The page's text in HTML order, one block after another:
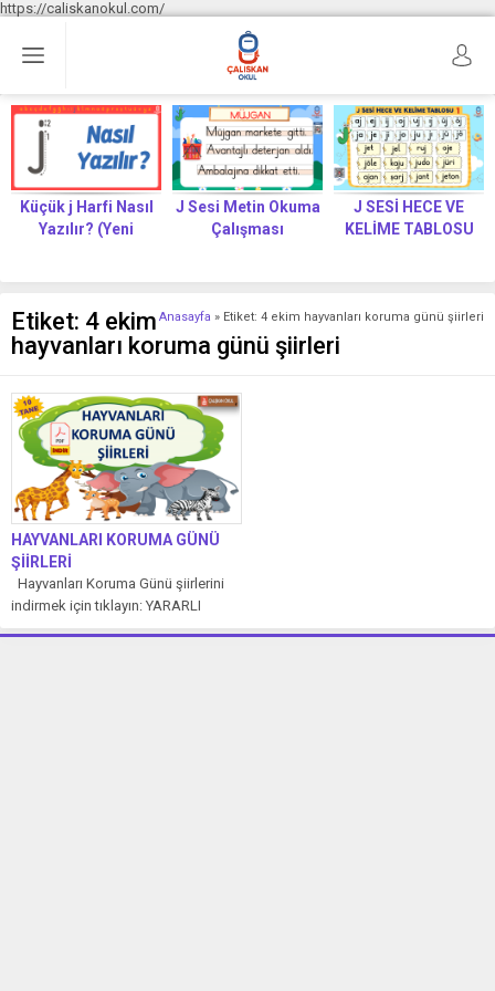
https://caliskanokul.com/
Küçük j Harfi Nasıl
Yazılır? (Yeni
J Sesi Metin Okuma
Çalışması
J SESİ HECE VE
KELİME TABLOSU
Anasayfa » Etiket: 4 ekim hayvanları koruma günü şiirleri
Etiket: 4 ekim
hayvanları koruma günü şiirleri
HAYVANLARI KORUMA GÜNÜ
ŞİİRLERİ
Hayvanları Koruma Günü şiirlerini
indirmek için tıklayın: YARARLI
HAYVANLAR Çevremizde